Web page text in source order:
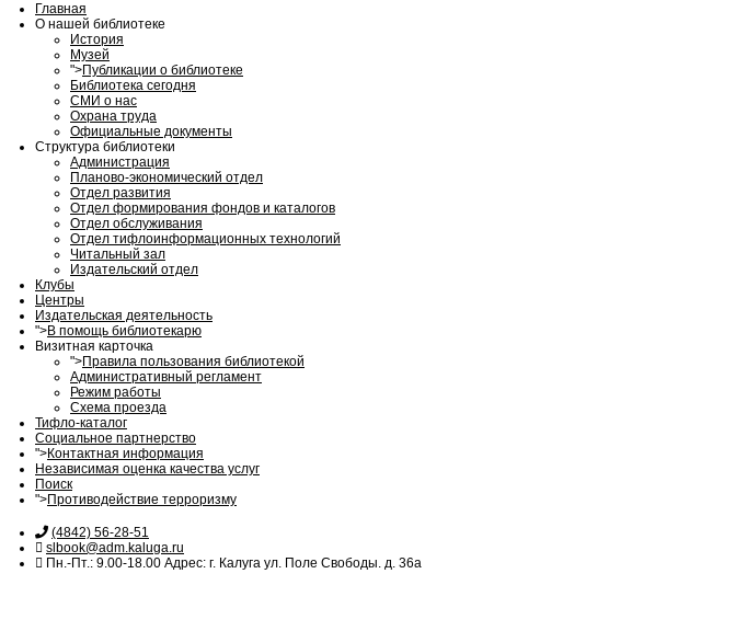
Главная
О нашей библиотеке
История
Музей
">Публикации о библиотеке
Библиотека сегодня
СМИ о нас
Охрана труда
Официальные документы
Структура библиотеки
Администрация
Планово-экономический отдел
Отдел развития
Отдел формирования фондов и каталогов
Отдел обслуживания
Отдел тифлоинформационных технологий
Читальный зал
Издательский отдел
Клубы
Центры
Издательская деятельность
">В помощь библиотекарю
Визитная карточка
">Правила пользования библиотекой
Административный регламент
Режим работы
Схема проезда
Тифло-каталог
Социальное партнерство
">Контактная информация
Независимая оценка качества услуг
Поиск
">Противодействие терроризму
(4842) 56-28-51
slbook@adm.kaluga.ru
Пн.-Пт.: 9.00-18.00 Адрес: г. Калуга ул. Поле Свободы. д. 36а